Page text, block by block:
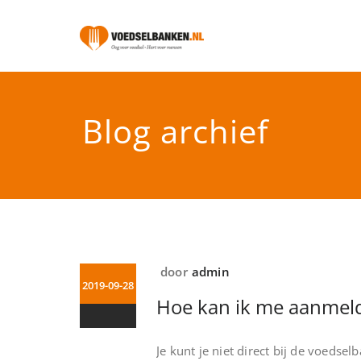
Blog archief
2019-09-28
door admin
Hoe kan ik me
Je kunt je niet direct bij de